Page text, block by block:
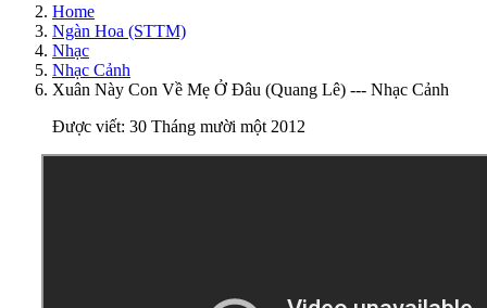
Home
Ngàn Hoa (STTM)
Nhạc
Nhạc Cảnh
Xuân Này Con Về Mẹ Ở Đâu (Quang Lê) --- Nhạc Cảnh
Được viết: 30 Tháng mười một 2012